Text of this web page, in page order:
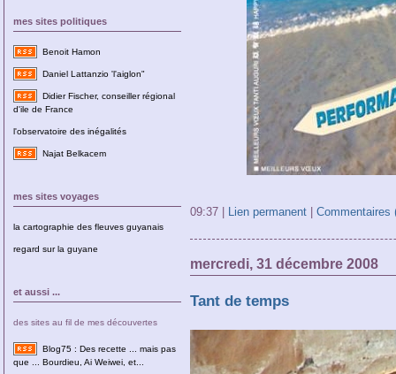
mes sites politiques
Benoit Hamon
Daniel Lattanzio 'l'aiglon"
Didier Fischer, conseiller régional
d'ile de France
l'observatoire des inégalités
Najat Belkacem
mes sites voyages
la cartographie des fleuves guyanais
regard sur la guyane
et aussi ...
des sites au fil de mes découvertes
Blog75 : Des recette ... mais pas
que ... Bourdieu, Ai Weiwei, et...
09:37 | Lien permanent| Commentaires
mercredi, 31 décembre 2008
Tant de temps